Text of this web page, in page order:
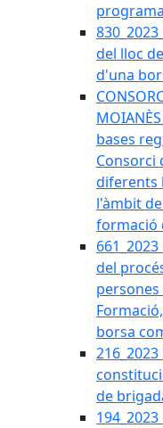
programa
del lloc
d'una
bases
Consorci
diferents
l'àmbit
formació
del
borsa
de